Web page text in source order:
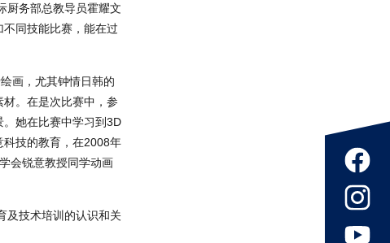
厨务部总教导员霍耀文
同技能比赛，能在过
画，尤其钟情日韩的
。在是次比赛中，参
她在比赛中学习到3D
技的教育，在2008年
会锐意教授同学动画
及技术培训的认识和关